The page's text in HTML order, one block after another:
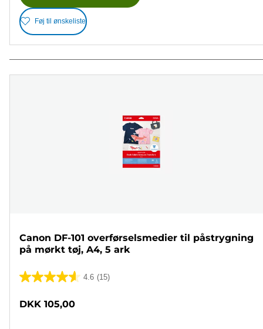
Føj til ønskeliste
Canon DF-101 overførselsmedier til påstrygning
på mørkt tøj, A4, 5 ark
4.6 (15)
4.6
DKK 105,00